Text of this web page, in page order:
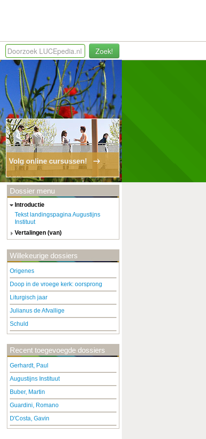
Zoek!
Volg online cursussen!
Dossier menu
introductie
Tekst landingspagina Augustijns
Instituut
vertalingen (van)
Willekeurige dossiers
Origenes
Doop in de vroege kerk: oorsprong
Liturgisch jaar
Julianus de Afvallige
Schuld
Recent toegevoegde dossiers
Gerhardt, Paul
Augustijns Instituut
Buber, Martin
Guardini, Romano
D'Costa, Gavin